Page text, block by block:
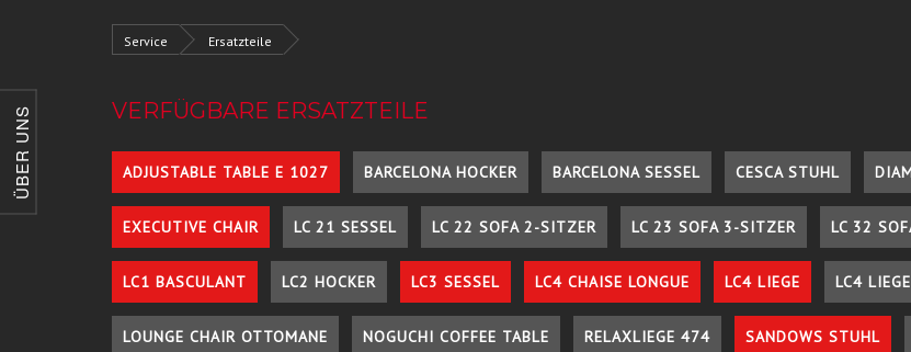
ÜBER UNS
Service Ersatzteile
VERFÜGBARE ERSATZTEILE
ADJUSTABLE TABLE E 1027 BARCELONA HOCKER BARCELONA SESSEL CESCA STUHL
EXECUTIVE CHAIR LC 21 SESSEL LC 22 SOFA 2-SITZER LC 23 SOFA 3-SITZER LC 32
LC1 BASCULANT LC2 HOCKER LC3 SESSEL LC4 CHAISE LONGUE LC4 LIEGE LC4
LOUNGE CHAIR OTTOMANE NOGUCHI COFFEE TABLE RELAXLIEGE 474 SANDOWS STUHL